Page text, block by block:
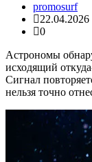
promosurf
22.04.2026
0
Астрономы
исходящий
Сигнал
нельзя точно